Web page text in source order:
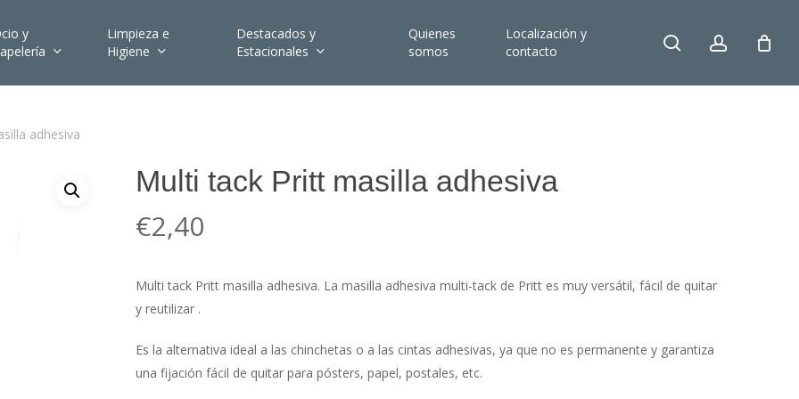
y
Limpieza e
Higiene
Destacados y
Estacionales
Quienes
somos
Localización y
contacto
search account
adhesiva
Multi tack Pritt masilla adhesiva
€2,40
Multi tack Pritt masilla adhesiva. La masilla adhesiva multi-tack de Pritt es muy versátil, fácil de quitar
y reutilizar .
Es la alternativa ideal a las chinchetas o a las cintas adhesivas, ya que no es permanente y garantiza
una fijación fácil de quitar para pósters, papel, postales, etc.